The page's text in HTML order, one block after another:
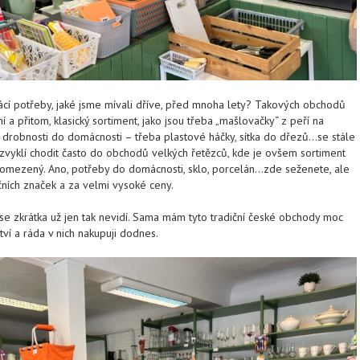
potřeby, jaké jsme mívali dříve, před mnoha lety? Takových obchodů
a přitom, klasický sortiment, jako jsou třeba „mašlovačky“ z peří na
do domácnosti – třeba plastové háčky, sítka do dřezů…se stále
chodit často do obchodů velkých řetězců, kde je ovšem sortiment
Ano, potřeby do domácnosti, sklo, porcelán…zde seženete, ale
značek a za velmi vysoké ceny.
zkrátka už jen tak nevidí. Sama mám tyto tradiční české obchody moc
a ráda v nich nakupuji dodnes.